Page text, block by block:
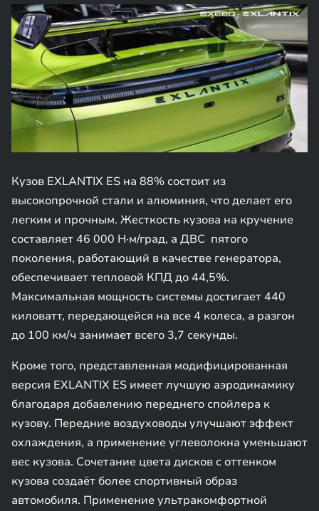
Кузов EXLANTIX ES на 88% состоит из
высокопрочной стали и алюминия, что делает его
легким и прочным. Жесткость кузова на кручение
составляет 46 000 Н·м/град, а ДВС пятого
поколения, работающий в качестве генератора,
обеспечивает тепловой КПД до 44,5%.
Максимальная мощность системы достигает 440
киловатт, передающейся на все 4 колеса, а разгон
до 100 км/ч занимает всего 3,7 секунды.
Кроме того, представленная модифицированная
версия EXLANTIX ES имеет лучшую аэродинамику
благодаря добавлению переднего спойлера к
кузову. Передние воздуховоды улучшают эффект
охлаждения, а применение углеволокна уменьшают
вес кузова. Сочетание цвета дисков с оттенком
кузова создаёт более спортивный образ
автомобиля. Применение ультракомфортной